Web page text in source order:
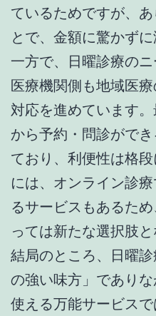
ているためですが、
とで、金額に驚かずに
一方で、日曜診療のニ
医療機関側も地域医
対応を進めています
から予約・問診がで
ており、利便性は格
には、オンライン診
るサービスもあるた
っては新たな選択肢と
結局のところ、日曜
の強い味方」であり
使える万能サービス